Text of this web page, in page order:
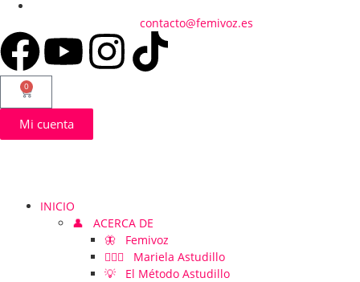
contacto@femivoz.es
0
Mi cuenta
INICIO
👤 ACERCA DE
🦋 Femivoz
👱🏻‍♀️ Mariela Astudillo
💡 El Método Astudillo